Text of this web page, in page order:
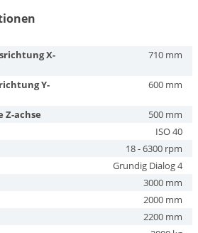
X-
710 mm
Y-
600 mm
Z-achse
500 mm
ISO 40
18 - 6300 rpm
Grundig Dialog 4
3000 mm
2000 mm
2200 mm